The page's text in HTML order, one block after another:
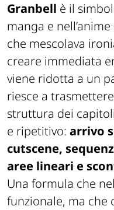
Granbell è il
manga e
che mescolava
creare immediata
viene ridotta a un
riesce a
struttura dei
e ripetitivo: arrivo
cutscene,
aree lineari e
Una formula che
funzionale, ma che